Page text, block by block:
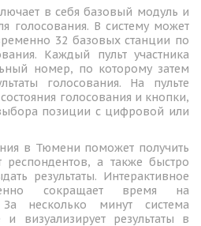
в себя базовый модуль и
голосования. В систему может
32 базовых станции по
Каждый пульт участника
номер, по которому затем
голосования. На пульте
голосования и кнопки,
позиции с цифровой или
в Тюмени поможет получить
а также быстро
результаты. Интерактивное
сокращает время на
несколько минут система
визуализирует результаты в